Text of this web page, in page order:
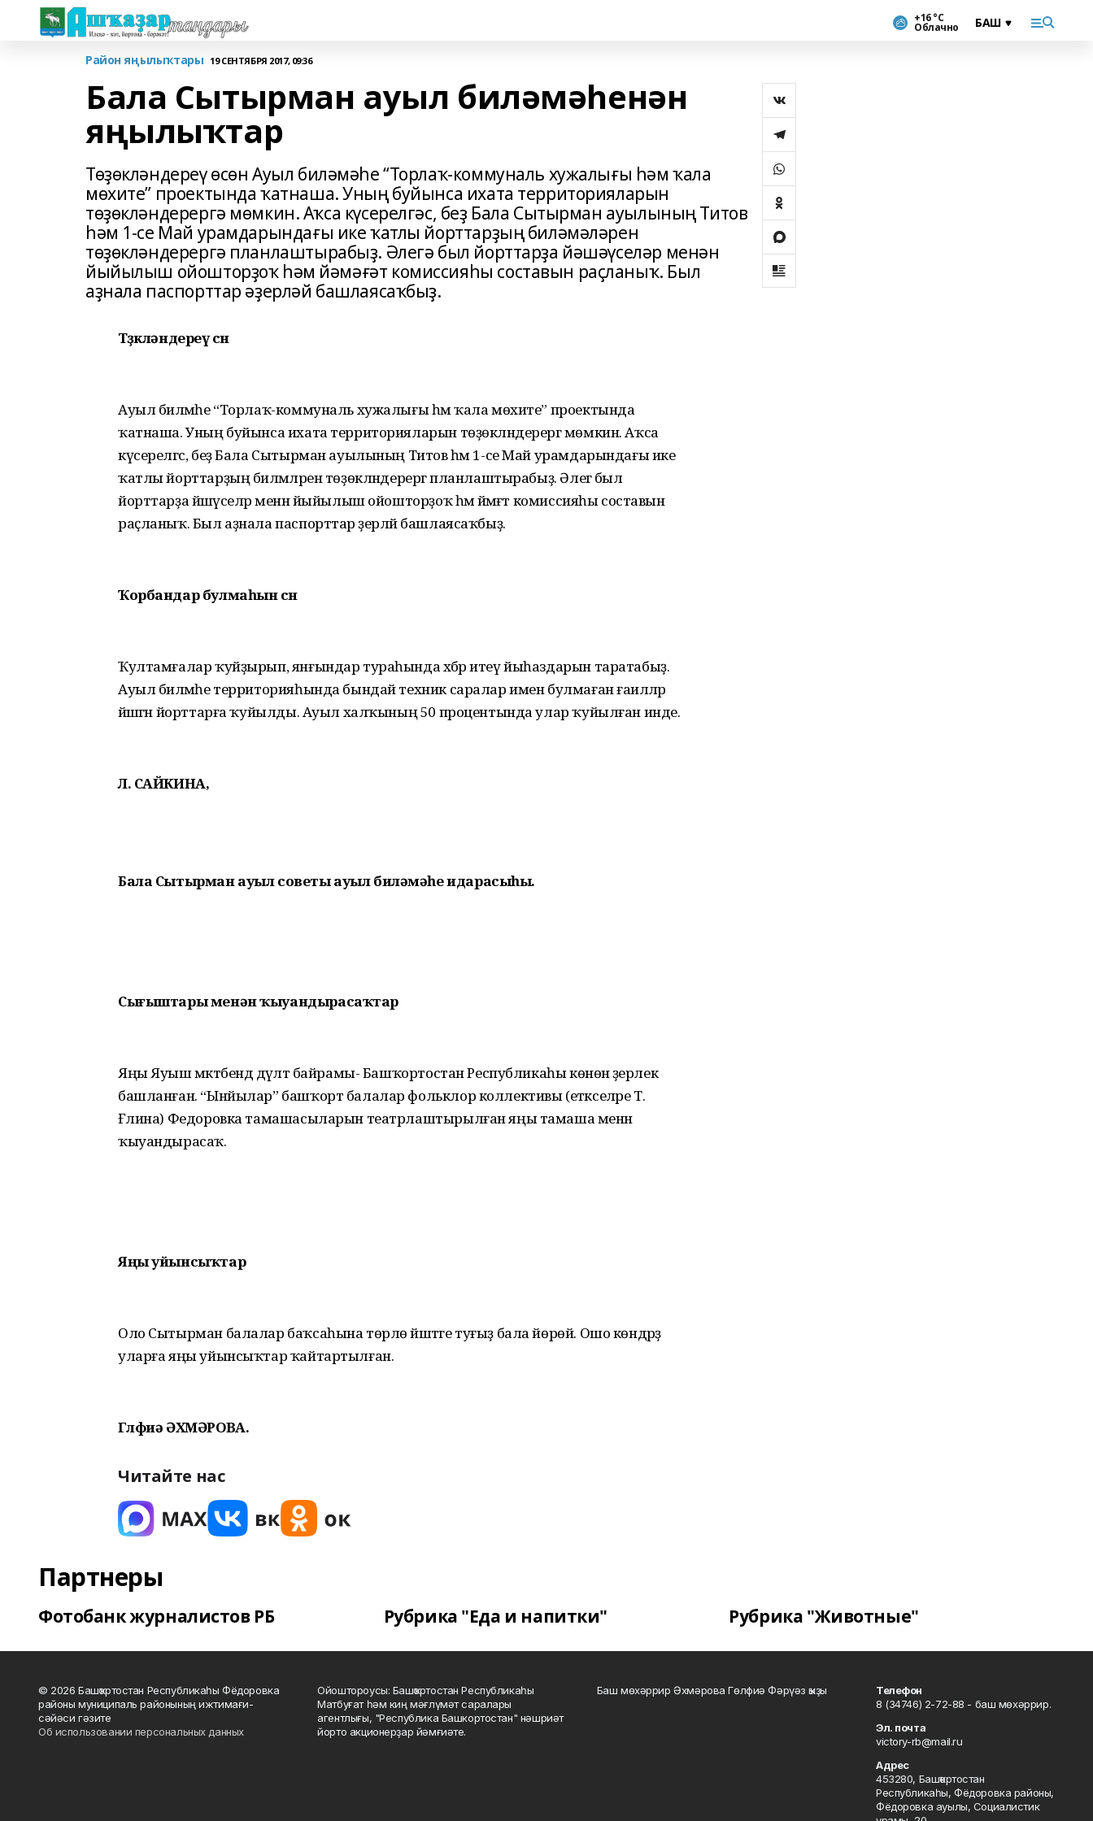
+16 °С
Облачно
Район яңылыҡтары 19 СЕНТЯБРЯ 2017, 09:36
Бала Сытырман ауыл биләмәһенән
яңылыҡтар
Төҙөкләндереү өсөн Ауыл биләмәһе “Торлаҡ-коммуналь хужалығы һәм ҡала
мөхите” проектында ҡатнаша. Уның буйынса ихата территорияларын
төҙөкләндерергә мөмкин. Аҡса күсерелгәс, беҙ Бала Сытырман ауылының Титов
һәм 1-се Май урамдарындағы ике ҡатлы йорттарҙың биләмәләрен
төҙөкләндерергә планлаштырабыҙ. Әлегә был йорттарҙа йәшәүселәр менән
йыйылыш ойошторҙоҡ һәм йәмәғәт комиссияһы составын раҫланыҡ. Был
аҙнала паспорттар әҙерләй башлаясаҡбыҙ.
Төҙөкләндереү өсөн
Ауыл биләмәһе “Торлаҡ-коммуналь хужалығы һәм ҡала мөхите” проектында
ҡатнаша. Уның буйынса ихата территорияларын төҙөкләндерергә мөмкин. Аҡса
күсерелгәс, беҙ Бала Сытырман ауылының Титов һәм 1-се Май урамдарындағы ике
ҡатлы йорттарҙың биләмәләрен төҙөкләндерергә планлаштырабыҙ. Әлегә был
йорттарҙа йәшәүселәр менән йыйылыш ойошторҙоҡ һәм йәмәғәт комиссияһы составын
раҫланыҡ. Был аҙнала паспорттар әҙерләй башлаясаҡбыҙ.
Ҡорбандар булмаһын өсөн
Ҡултамғалар ҡуйҙырып, янғындар тураһында хәбәр итеү йыһаздарын таратабыҙ.
Ауыл биләмәһе территорияһында бындай техник саралар имен булмаған ғаиләләр
йәшәгән йорттарға ҡуйылды. Ауыл халҡының 50 процентында улар ҡуйылған инде.
Л. САЙКИНА,
Бала Сытырман ауыл советы ауыл биләмәһе идарасыһы.
Сығыштары менән ҡыуандырасаҡтар
Яңы Яуыш мәктәбендә дәүләт байрамы- Башҡортостан Республикаһы көнөнә әҙерлек
башланған. “Ынйылар” башҡорт балалар фольклор коллективы (етәкселәре Т.
Ғәлина) Федоровка тамашасыларын театрлаштырылған яңы тамаша менән
ҡыуандырасаҡ.
Яңы уйынсыҡтар
Оло Сытырман балалар баҡсаһына төрлө йәштәге туғыҙ бала йөрөй. Ошо көндәрҙә
уларға яңы уйынсыҡтар ҡайтартылған.
Гөлфиә ӘХМӘРОВА.
Читайте нас
Партнеры
Фотобанк журналистов РБ Рубрика "Еда и напитки" Рубрика "Животные"
© 2026 Башҡортостан Республикаһы Фёдоровка
районы муниципаль районының ижтимағи-
сәйәси гәзите
Об использовании персональных данных
Ойоштороусы: Башҡортостан Республикаһы
Матбуғат һәм киң мәғлүмәт саралары
агентлығы, "Республика Башкортостан" нәшриәт
йорто акционерҙар йәмғиәте.
Баш мөхәррир Әхмәрова Гөлфиә Фәрүәз ҡыҙы
Телефон
8 (34746) 2-72-88 - баш мөхәррир.
Эл. почта
victory-rb@mail.ru
Адрес
453280, Башҡортостан
Республикаһы, Фёдоровка районы,
Фёдоровка ауылы, Социалистик